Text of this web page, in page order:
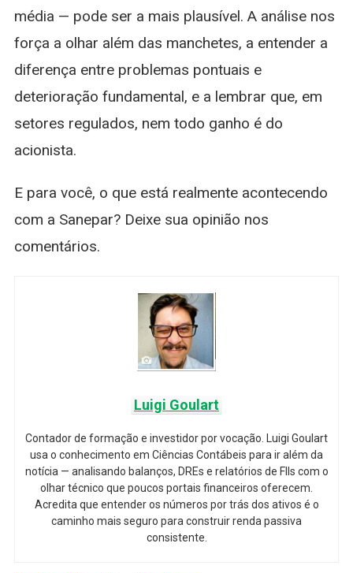
média — pode ser a mais plausível. A análise nos
força a olhar além das manchetes, a entender a
diferença entre problemas pontuais e
deterioração fundamental, e a lembrar que, em
setores regulados, nem todo ganho é do
acionista.
E para você, o que está realmente acontecendo
com a Sanepar? Deixe sua opinião nos
comentários.
Luigi Goulart
Contador de formação e investidor por vocação. Luigi Goulart
usa o conhecimento em Ciências Contábeis para ir além da
notícia — analisando balanços, DREs e relatórios de FIIs com o
olhar técnico que poucos portais financeiros oferecem.
Acredita que entender os números por trás dos ativos é o
caminho mais seguro para construir renda passiva
consistente.